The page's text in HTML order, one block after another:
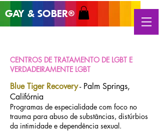
GAY & SOBER®
CENTROS DE TRATAMENTO DE LGBT E
VERDADEIRAMENTE LGBT
Blue Tiger Recovery- Palm Springs,
Califórnia
Programas de especialidade com foco no
trauma para abuso de substâncias, distúrbios
da intimidade e dependência sexual.